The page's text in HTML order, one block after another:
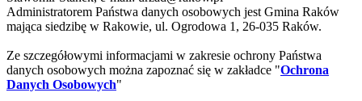
Administratorem Państwa danych osobowych jest Gmina Raków
mająca siedzibę w Rakowie, ul. Ogrodowa 1, 26-035 Raków.
Ze szczegółowymi informacjami w zakresie ochrony Państwa
danych osobowych można zapoznać się w zakładce "Ochrona
Danych Osobowych"